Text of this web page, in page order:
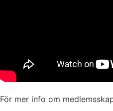
För mer info om